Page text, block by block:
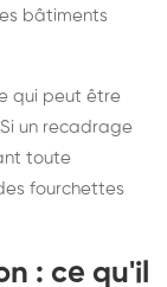
bâtiments
qui peut être
un recadrage
toute
fourchettes
: ce qu'il